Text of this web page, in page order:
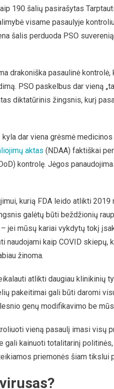
190 šalių pasirašytas
visame pasaulyje
šalis perduoda PSO
drakoniška pasaulinė kontrolė,
PSO paskelbus dar vieną
diktatūrinis žingsnis, kurį
dar viena grėsmė
aktas (NDAA) faktiškai
kontrolę. Jėgos
kurią FDA leido atlikti 2019
galėtų būti beždžionių
jei mūsų kariai vykdytų tokį
naudojami kaip COVID skiepų,
žinoma.
atlikti daugiau klinikinių
pakeitimai gali būti daromi
genų modifikavimo be
vieną pasaulį imasi visų
gali kainuoti totalitarinį
priemonės šiam tikslui